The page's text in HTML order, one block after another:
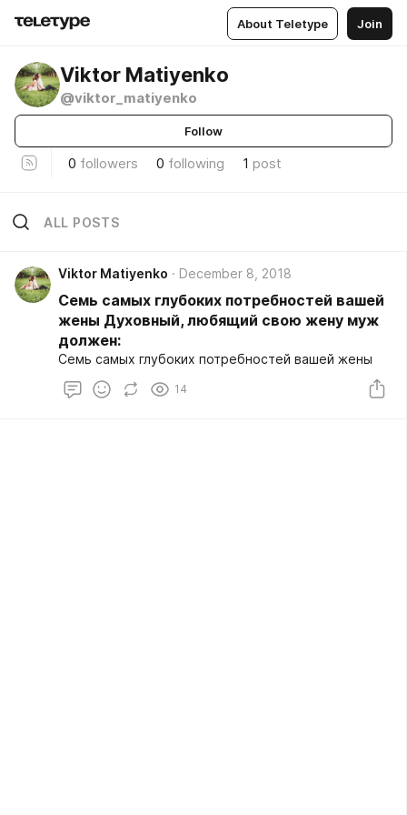
About Teletype Join
Viktor Matiyenko
@viktor_matiyenko
Follow
0 followers 0 following 1 post
ALL POSTS
Viktor Matiyenko December 8, 2018
Семь самых глубоких потребностей вашей
жены Духовный, любящий свою жену муж
должен:
Семь самых глубоких потребностей вашей жены
14